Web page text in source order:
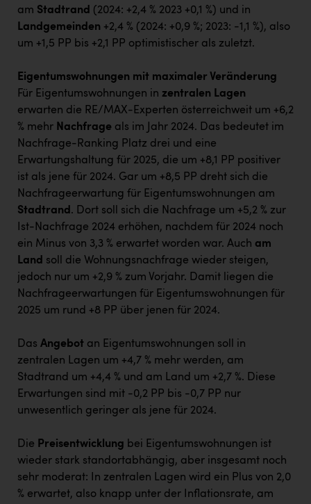
am Stadtrand (2024: +2,4 % 2023 +0,1 %) und in
Landgemeinden +2,4 % (2024: +0,9 %; 2023: -1,1 %), also
um +1,5 PP bis +2,1 PP optimistischer als zuletzt.
Eigentumswohnungen mit maximaler Veränderung
Für Eigentumswohnungen in zentralen Lagen
erwarten die RE/MAX-Experten österreichweit um +6,2
% mehr Nachfrage als im Jahr 2024. Das bedeutet im
Nachfrage-Ranking Platz drei und eine
Erwartungshaltung für 2025, die um +8,1 PP positiver
ist als jene für 2024. Gar um +8,5 PP dreht sich die
Nachfrageerwartung für Eigentumswohnungen am
Stadtrand . Dort soll sich die Nachfrage um +5,2 % zur
Ist-Nachfrage 2024 erhöhen, nachdem für 2024 noch
ein Minus von 3,3 % erwartet worden war. Auch am
Land soll die Wohnungsnachfrage wieder steigen,
jedoch nur um +2,9 % zum Vorjahr. Damit liegen die
Nachfrageerwartungen für Eigentumswohnungen für
2025 um rund +8 PP über jenen für 2024.
Das Angebot an Eigentumswohnungen soll in
zentralen Lagen um +4,7 % mehr werden, am
Stadtrand um +4,4 % und am Land um +2,7 %. Diese
Erwartungen sind mit -0,2 PP bis -0,7 PP nur
unwesentlich geringer als jene für 2024.
Die Preisentwicklung bei Eigentumswohnungen ist
wieder stark standortabhängig, aber insgesamt noch
sehr moderat: In zentralen Lagen wird ein Plus von 2,0
% erwartet, also knapp unter der Inflationsrate, am